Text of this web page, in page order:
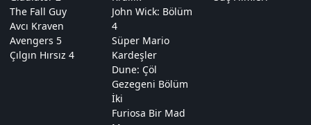
The Fall Guy
Avcı Kraven
Avengers 5
Çılgın Hırsız 4
John Wick: Bölüm
4
Süper Mario
Kardeşler
Dune: Çöl
Gezegeni Bölüm
İki
Furiosa Bir Mad